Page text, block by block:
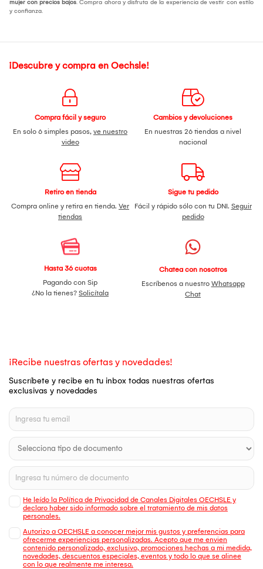
mujer con precios bajos. Compra ahora y disfruta de la experiencia de vestir con estilo
y confianza.
¡Descubre y compra en Oechsle!
Compra fácil y seguro
En solo 6 simples pasos, ve nuestro
video
Cambios y devoluciones
En nuestras 26 tiendas a nivel
nacional
Retiro en tienda
Compra online y retira en tienda. Ver
tiendas
Sigue tu pedido
Fácil y rápido sólo con tu DNI. Seguir
pedido
Hasta 36 cuotas
Pagando con Sip
¿No la tienes? Solicítala
Chatea con nosotros
Escríbenos a nuestro Whatsapp
Chat
¡Recibe nuestras ofertas y novedades!
Suscríbete y recibe en tu inbox todas nuestras ofertas
exclusivas y novedades
He leído la Política de Privacidad de Canales Digitales OECHSLE y
declaro haber sido informado sobre el tratamiento de mis datos
personales.
Autorizo a OECHSLE a conocer mejor mis gustos y preferencias para
ofrecerme experiencias personalizadas. Acepto que me envien
contenido personalizado, exclusivo, promociones hechas a mi medida,
novedades, descuentos especiales, eventos y todo lo que se alinee
con lo que realmente me interesa.